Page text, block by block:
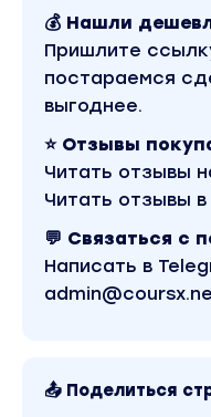
Вы находитесь на
Бакшина - Stories-
«Развивай и
(2022)». Это
качестве без
содержимого,
2022 году.
автора
Coursx.net
Обучающий курс
Бакшина» можно
💰 Нашли
Пришлите
постараемся
выгоднее.
⭐ Отзывы
Читать отзывы
Читать отзывы
💬 Связаться с
Написать в
📤 Поделиться